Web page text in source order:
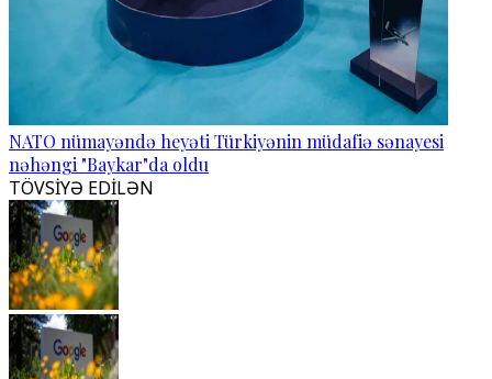
NATO nümayəndə heyəti Türkiyənin müdafiə sənayesi
nəhəngi "Baykar"da oldu
TÖVSİYƏ EDİLƏN